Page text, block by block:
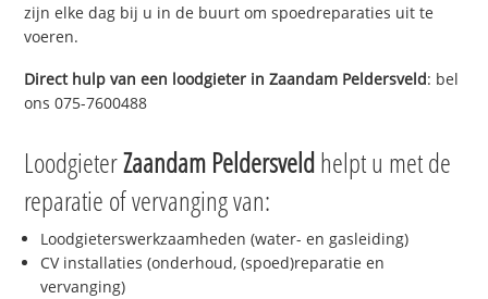
zijn elke dag bij u in de buurt om spoedreparaties uit te
voeren.
Direct hulp van een loodgieter inZaandam Peldersveld: bel
ons 075-7600488
LoodgieterZaandam Peldersveldhelpt u met de
reparatie of vervanging van:
Loodgieterswerkzaamheden (water- en gasleiding)
CV installaties (onderhoud, (spoed)reparatie en
vervanging)